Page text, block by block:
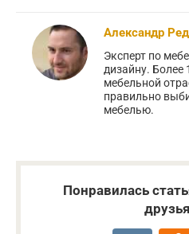
Александр
Эксперт по
дизайну. Более
мебельной
правильно
мебелью.
Понравилась